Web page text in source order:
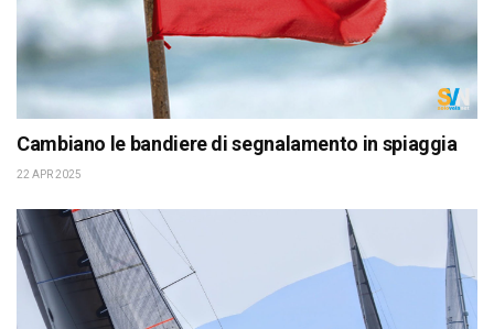
Cambiano le bandiere di segnalamento in spiaggia
22 APR 2025